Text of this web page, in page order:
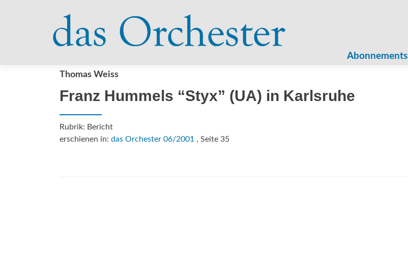
Abonnements
Thomas Weiss
Franz Hummels “Styx” (UA) in Karlsruhe
Rubrik: Bericht
erschienen in: das Orchester 06/2001 , Seite 35